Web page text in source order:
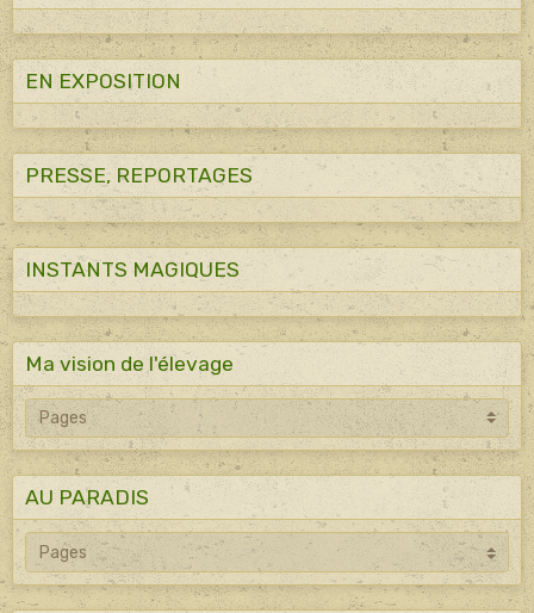
EN EXPOSITION
PRESSE, REPORTAGES
INSTANTS MAGIQUES
Ma vision de l'élevage
AU PARADIS